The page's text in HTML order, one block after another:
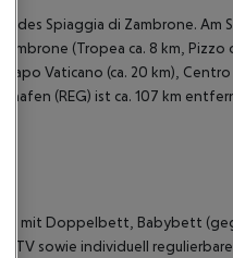
Spiaggia di Zambrone. Am
(Tropea ca. 8 km, Pizzo
Vaticano (ca. 20 km),
(REG) ist ca. 107 km
mit Doppelbett, Babybett
sowie individuell